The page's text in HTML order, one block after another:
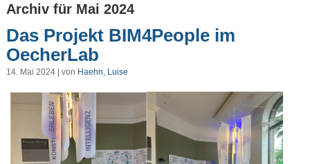
Archiv für Mai 2024
Das Projekt BIM4People im
OecherLab
14. Mai 2024 | von Haehn, Luise